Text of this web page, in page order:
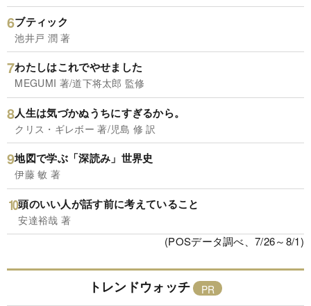
ブティック
池井戸 潤 著
わたしはこれでやせました
MEGUMI 著/道下将太郎 監修
人生は気づかぬうちにすぎるから。
クリス・ギレボー 著/児島 修 訳
地図で学ぶ「深読み」世界史
伊藤 敏 著
頭のいい人が話す前に考えていること
安達裕哉 著
(POSデータ調べ、7/26～8/1)
トレンドウォッチ